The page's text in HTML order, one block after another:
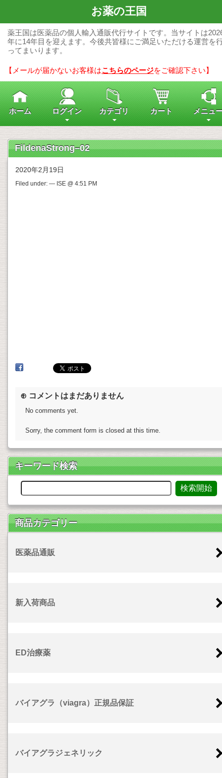
お薬の王国
薬王国は医薬品の個人輸入通販代行サイトです。当サイトは
年に14年目を迎えます。今後共皆様にご満足いただける運営を
ってまいります。
【メールが届かないお客様はこちらのページをご確認下さい】
ホーム ログイン カテゴリ カート メニュ
FildenaStrong–02
2020年2月19日
Filed under: — ISE @ 4:51 PM
⊕ コメントはまだありません
No comments yet.
Sorry, the comment form is closed at this time.
キーワード検索
商品カテゴリー
医薬品通販
新入荷商品
ED治療薬
バイアグラ（viagra）正規品保証
バイアグラジェネリック